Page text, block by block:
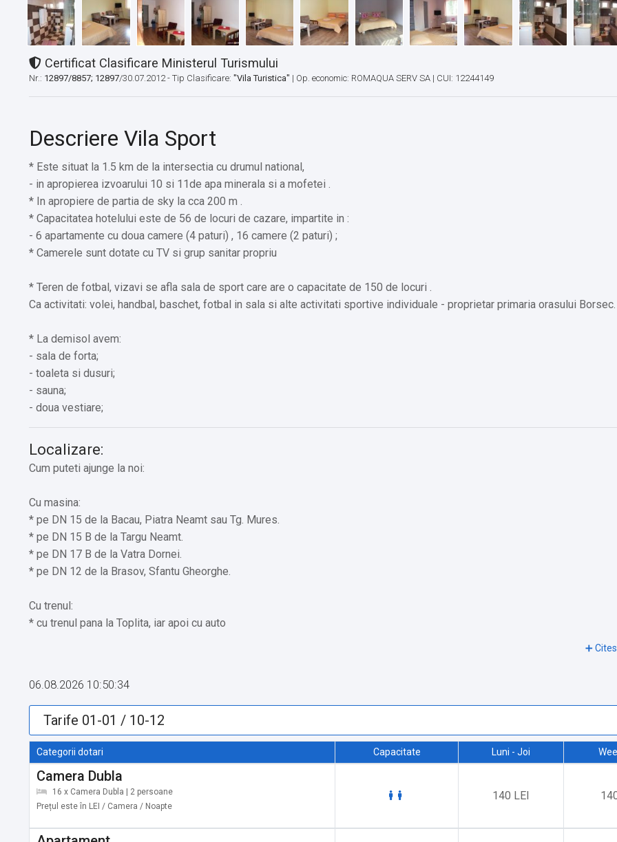
Certificat Clasificare Ministerul Turismului
Nr.: 12897/8857; 12897/30.07.2012 - Tip Clasificare: "Vila Turistica" | Op. economic: ROMAQUA SERV SA | CUI: 12244149
Descriere Vila Sport
* Este situat la 1.5 km de la intersectia cu drumul national,
- in apropierea izvoarului 10 si 11de apa minerala si a mofetei .
* In apropiere de partia de sky la cca 200 m .
* Capacitatea hotelului este de 56 de locuri de cazare, impartite in :
- 6 apartamente cu doua camere (4 paturi) , 16 camere (2 paturi) ;
* Camerele sunt dotate cu TV si grup sanitar propriu
* Teren de fotbal, vizavi se afla sala de sport care are o capacitate de 150 de locuri .
Ca activitati: volei, handbal, baschet, fotbal in sala si alte activitati sportive individuale - proprietar primaria orasului Borsec.
* La demisol avem:
- sala de forta;
- toaleta si dusuri;
- sauna;
- doua vestiare;
Localizare:
Cum puteti ajunge la noi:
Cu masina:
* pe DN 15 de la Bacau, Piatra Neamt sau Tg. Mures.
* pe DN 15 B de la Targu Neamt.
* pe DN 17 B de la Vatra Dornei.
* pe DN 12 de la Brasov, Sfantu Gheorghe.
Cu trenul:
* cu trenul pana la Toplita, iar apoi cu auto
Restaurant Vila Sport:
* Restaurantul dispune de o capacitate de 60 locuri.
* In aceast local se organizeaza revelioane, mese
festive si diferite evenimente (nunti, botezuri, etc.)
Servicii suplimentare incluse in pret:
06.08.2026 10:50:34
Categorii dotari Capacitate Luni - Joi
Camera Dubla
16 x Camera Dubla | 2 persoane
Prețul este în LEI / Camera / Noapte
140 LEI